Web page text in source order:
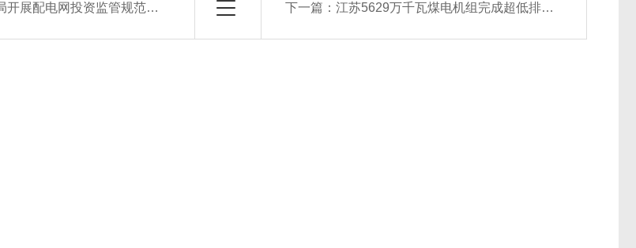
展配电网投资监管规范行为 下一篇： 江苏5629万千瓦煤电机组完成超低排放改造